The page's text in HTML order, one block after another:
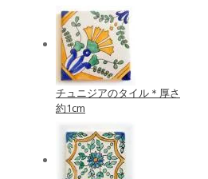
チュニジアのタイル＊厚さ
約1cm